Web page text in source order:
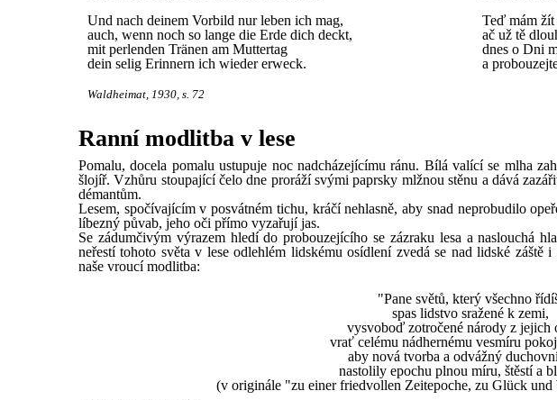
Und nach deinem Vorbild nur leben ich mag,
auch, wenn noch so lange die Erde dich deckt,
mit perlenden Tränen am Muttertag
dein selig Erinnern ich wieder erweck.
Teď mám
ač už tě
dnes o Dni
a
Waldheimat, 1930, s. 72
Ranní modlitba v lese
Pomalu, docela pomalu ustupuje noc nadcházejícímu ránu. Bílá valící se mlha
šlojíř. Vzhůru stoupající čelo dne proráží svými paprsky mlžnou stěnu a dává
démantům.
Lesem, spočívajícím v posvátném tichu, kráčí nehlasně, aby snad neprobudilo
líbezný půvab, jeho oči přímo vyzařují jas.
Se zádumčivým výrazem hledí do probouzejícího se zázraku lesa a naslouchá
neřestí tohoto světa v lese odlehlém lidskému osídlení zvedá se nad lidské
naše vroucí modlitba:
"Pane světů, který všechno
spas lidstvo sražené k zemi,
vysvoboď zotročené národy z jejich
vrať celému nádhernému vesmíru
aby nová tvorba a odvážný
nastolily epochu plnou míru, štěstí a
(v originále "zu einer friedvollen Zeitepoche, zu Glück